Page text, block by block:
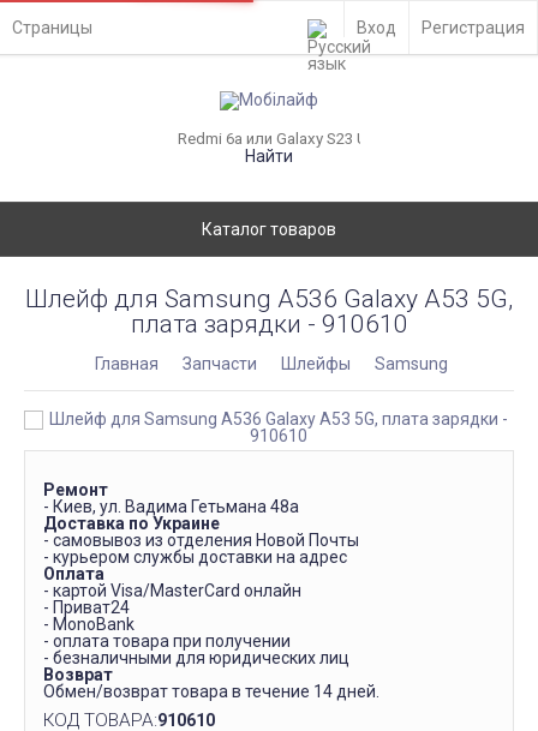
Страницы Вход Регистрация
Найти
Каталог товаров
Шлейф для Samsung A536 Galaxy A53 5G,
плата зарядки - 910610
Главная Запчасти Шлейфы Samsung
Ремонт
- Киев, ул. Вадима Гетьмана 48а
Доставка по Украине
- самовывоз из отделения Новой Почты
- курьером службы доставки на адрес
Оплата
- картой Visa/MasterCard онлайн
- Приват24
- MonoBank
- оплата товара при получении
- безналичными для юридических лиц
Возврат
Обмен/возврат товара в течение 14 дней.
КОД ТОВАРА:910610